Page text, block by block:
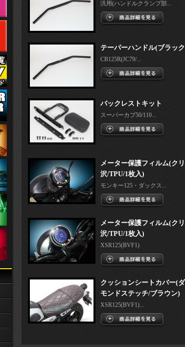
汎用(ハンドルクランプ部...
テーパーハンドル(ブラッ
CB125R(JC79/...
バックレストキット
スーパーカブ50/110...
メーター保護フィルム(ク
沢/TPU/1枚入)
モンキー125・ダックス...
メーター保護フィルム(ク
沢/TPU/1枚入)
XSR125(BVF1)
クッションシートカバー(
モンドステッチ/ブラウン)
XSR125(BVF1)...